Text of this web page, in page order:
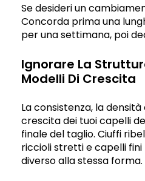
Se desideri un
Concorda prima una
per una settimana, poi
Ignorare La
Modelli Di Crescita
La consistenza, la
crescita dei tuoi capelli
finale del taglio. Ciuffi
riccioli stretti e capelli
diverso alla stessa forma.